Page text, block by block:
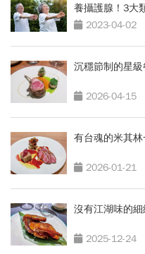
養攝護腺！3大
2023-04-02
沉穩節制的星
2026-04-15
有台魂的米其林
2026-01-21
沒有江湖味的
2025-12-24